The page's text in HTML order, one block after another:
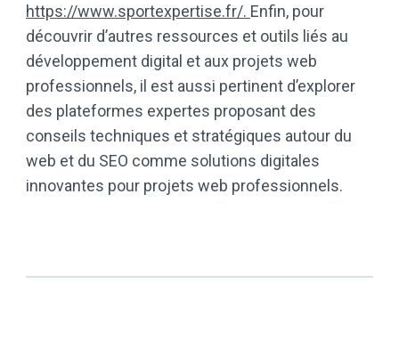
https://www.sportexpertise.fr/. Enfin, pour
découvrir d’autres ressources et outils liés au
développement digital et aux projets web
professionnels, il est aussi pertinent d’explorer
des plateformes expertes proposant des
conseils techniques et stratégiques autour du
web et du SEO comme solutions digitales
innovantes pour projets web professionnels.